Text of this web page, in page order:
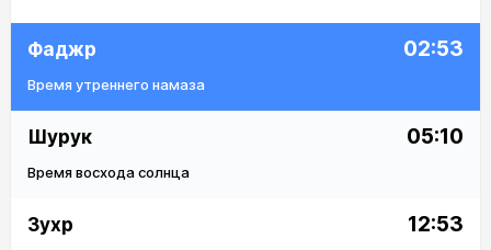
Фаджр 02:53
Время утреннего намаза
Шурук 05:10
Время восхода солнца
Зухр 12:53